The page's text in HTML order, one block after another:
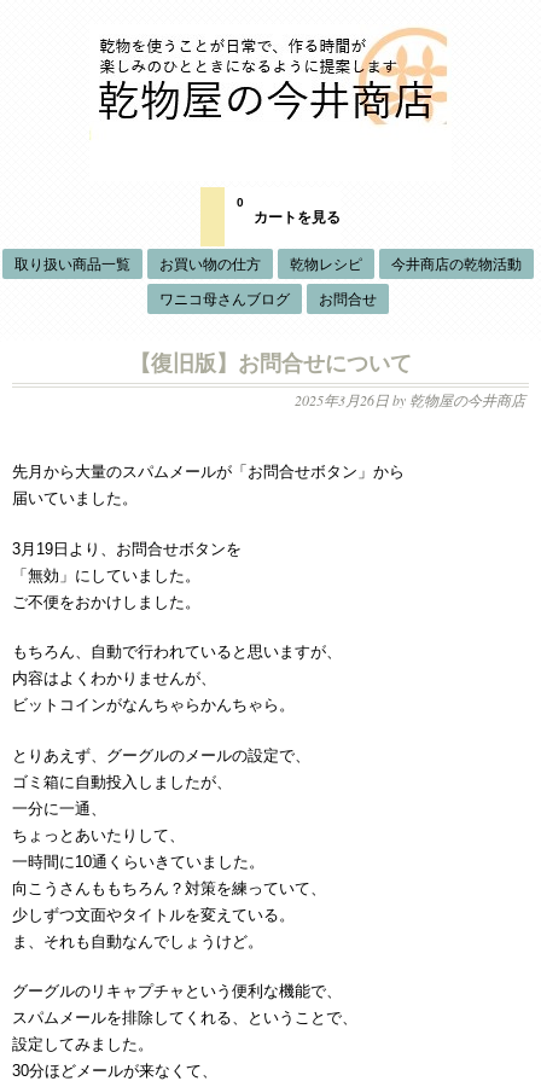
カートを見る
0
取り扱い商品一覧 お買い物の仕方 乾物レシピ 今井商店の乾物活動
ワニコ母さんブログ お問合せ
【復旧版】お問合せについて
2025年3月26日by 乾物屋の今井商店
先月から大量のスパムメールが「お問合せボタン」から
届いていました。
3月19日より、お問合せボタンを
「無効」にしていました。
ご不便をおかけしました。
もちろん、自動で行われていると思いますが、
内容はよくわかりませんが、
ビットコインがなんちゃらかんちゃら。
とりあえず、グーグルのメールの設定で、
ゴミ箱に自動投入しましたが、
一分に一通、
ちょっとあいたりして、
一時間に10通くらいきていました。
向こうさんももちろん？対策を練っていて、
少しずつ文面やタイトルを変えている。
ま、それも自動なんでしょうけど。
グーグルのリキャプチャという便利な機能で、
スパムメールを排除してくれる、ということで、
設定してみました。
30分ほどメールが来なくて、